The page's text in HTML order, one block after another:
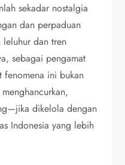
sekadar nostalgia
dan perpaduan
leluhur dan tren
sebagai pengamat
ini bukan
dikelola dengan
Indonesia yang lebih